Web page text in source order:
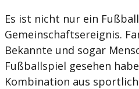
Es ist nicht nur ein
Gemeinschaftsereignis.
Bekannte und sogar
Fußballspiel gesehen
Kombination aus